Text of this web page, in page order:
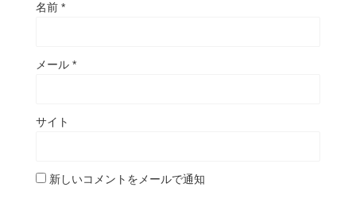
名前 *
メール *
サイト
新しいコメントをメールで通知